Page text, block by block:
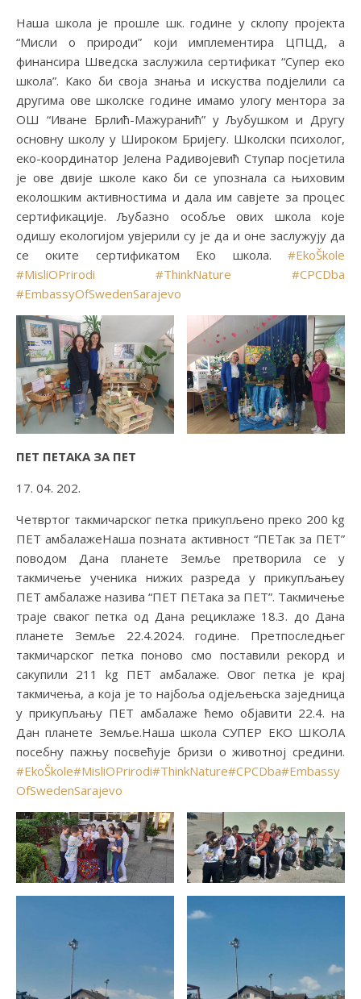
Наша школа је прошле шк. године у склопу пројекта
“Мисли о природи” који имплементира ЦПЦД, а
финансира Шведска заслужила сертификат “Супер еко
школа”. Како би своја знања и искуства подјелили са
другима ове школске године имамо улогу ментора за
ОШ “Иване Брлић-Мажуранић” у Љубушком и Другу
основну школу у Широком Бријегу. Школски психолог,
еко-координатор Јелена Радивојевић Ступар посјетила
је ове двије школе како би се упознала са њиховим
еколошким активностима и дала им савјете за процес
сертификације. Љубазно особље ових школа које
одишу екологијом увјерили су је да и оне заслужују да
се оките сертификатом Еко школа. #EkoŠkole
#MisliOPrirodi
#ThinkNature
#CPCDba
#EmbassyOfSwedenSarajevo
ПЕТ ПЕТАКА ЗА ПЕТ
17. 04. 202.
Четвртог такмичарског петка прикупљено преко 200 kg
ПЕТ амбалажеНаша позната активност “ПЕТак за ПЕТ”
поводом Дана планете Земље претворила се у
такмичење ученика нижих разреда у прикупљањеу
ПЕТ амбалаже назива “ПЕТ ПЕТака за ПЕТ”. Такмичење
траје сваког петка од Дана рециклаже 18.3. до Дана
планете Земље 22.4.2024. године. Претпоследњег
такмичарског петка поново смо поставили рекорд и
сакупили 211 kg ПЕТ амбалаже. Овог петка је крај
такмичења, а која је то најбоља одјељењска заједница
у прикупљању ПЕТ амбалаже ћемо објавити 22.4. на
Дан планете Земље.Наша школа СУПЕР ЕКО ШКОЛА
посебну пажњу посвећује бризи о животној средини.
#EkoŠkole#MisliOPrirodi#ThinkNature#CPCDba#Embassy
OfSwedenSarajevo